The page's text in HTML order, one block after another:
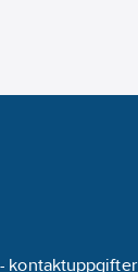
kontaktuppgifter